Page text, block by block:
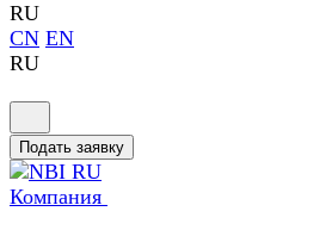
RU
CN EN
RU
Подать заявку
Компания